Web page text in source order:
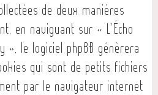
de deux manières
en naviguant sur « L'Écho
», le logiciel phpBB génèrera
qui sont de petits fichiers
par le navigateur internet